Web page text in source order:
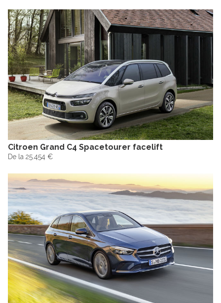
Citroen Grand C4 Spacetourer facelift
De la 25.454 €